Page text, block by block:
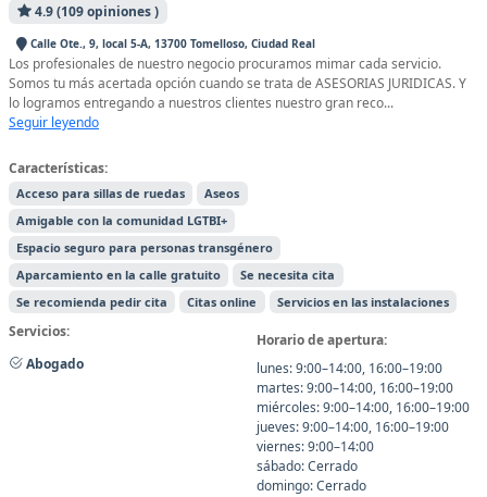
4.9 (109 opiniones )
Calle Ote., 9, local 5-A, 13700 Tomelloso, Ciudad Real
Los profesionales de nuestro negocio procuramos mimar cada servicio.
Somos tu más acertada opción cuando se trata de ASESORIAS JURIDICAS. Y
lo logramos entregando a nuestros clientes nuestro gran reco...
Seguir leyendo
Características:
Acceso para sillas de ruedas
Aseos
Amigable con la comunidad LGTBI+
Espacio seguro para personas transgénero
Aparcamiento en la calle gratuito
Se necesita cita
Se recomienda pedir cita
Citas online Servicios en las instalaciones
Servicios:
Abogado
Horario de apertura:
lunes: 9:00–14:00, 16:00–19:00
martes: 9:00–14:00, 16:00–19:00
miércoles: 9:00–14:00, 16:00–19:00
jueves: 9:00–14:00, 16:00–19:00
viernes: 9:00–14:00
sábado: Cerrado
domingo: Cerrado